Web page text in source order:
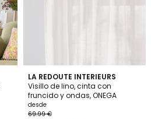
LA REDOUTE INTERIEURS
Visillo de lino, cinta con
fruncido y ondas, ONEGA
desde
69.99 €
3
/
5
4
Colores